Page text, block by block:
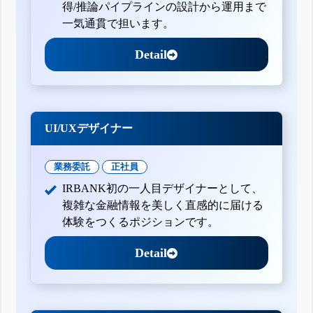
得/推論パイプラインの設計から運用まで
一気通貫で担います。
Detail
UI/UXデザイナー
業務委託 正社員
IRBANK初の一人目デザイナーとして、
複雑な金融情報を美しく直感的に届ける
体験をつくるポジションです。
Detail